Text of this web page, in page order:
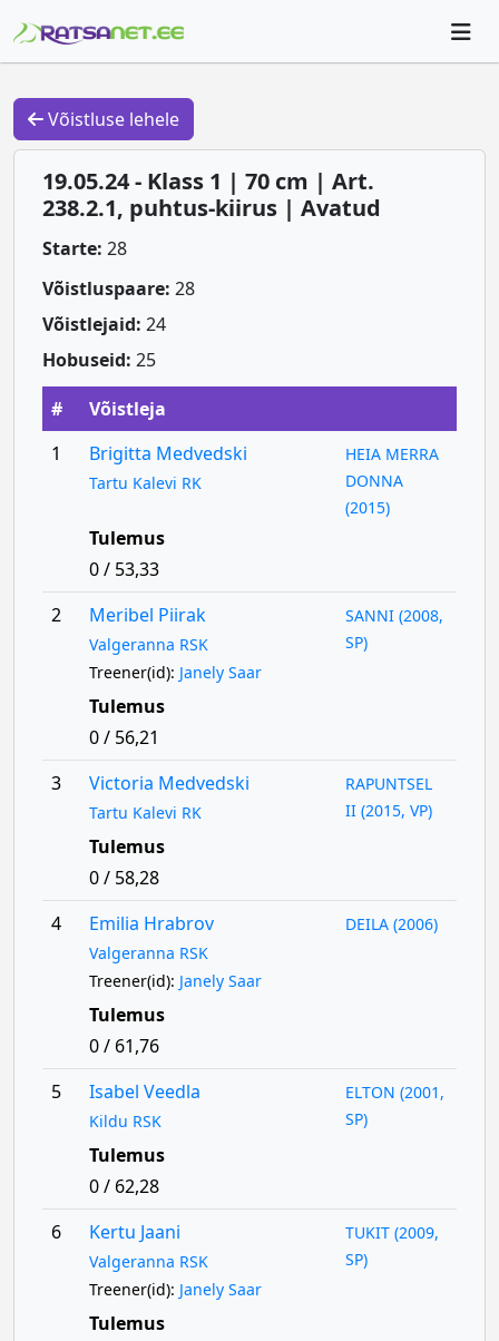
Võistluse lehele
19.05.24 - Klass 1 | 70 cm | Art.
238.2.1, puhtus-kiirus | Avatud
Starte: 28
Võistluspaare: 28
Võistlejaid: 24
Hobuseid: 25
#
Võistleja
1
Brigitta Medvedski
Tartu Kalevi RK
HEIA MERRA
DONNA
(2015)
Tulemus
0 / 53,33
2
Meribel Piirak
Valgeranna RSK
Treener(id): Janely Saar
SANNI (2008,
SP)
Tulemus
0 / 56,21
3
Victoria Medvedski
Tartu Kalevi RK
RAPUNTSEL
II (2015, VP)
Tulemus
0 / 58,28
4
Emilia Hrabrov
Valgeranna RSK
Treener(id): Janely Saar
DEILA (2006)
Tulemus
0 / 61,76
5
Isabel Veedla
Kildu RSK
ELTON (2001,
SP)
Tulemus
0 / 62,28
6
Kertu Jaani
Valgeranna RSK
Treener(id): Janely Saar
TUKIT (2009,
SP)
Tulemus